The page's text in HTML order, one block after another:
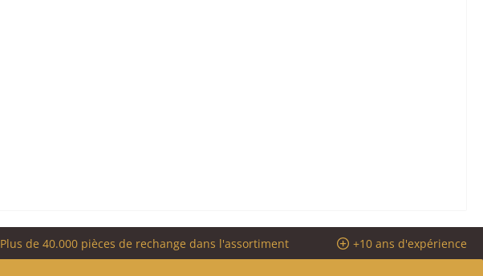
Plus de 40.000 pièces de rechange dans l'assortiment +10 ans d'expérience